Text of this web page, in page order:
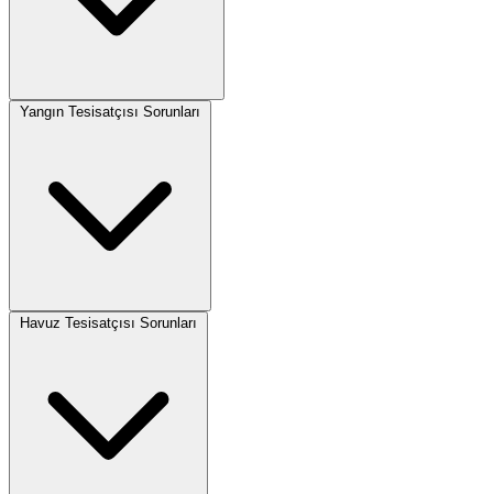
Yangın Tesisatçısı Sorunları
Havuz Tesisatçısı Sorunları